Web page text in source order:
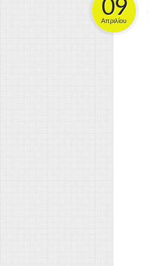
09
Απριλίου